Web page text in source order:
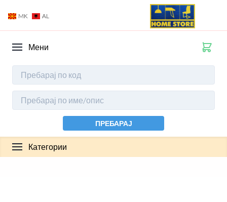
MK AL
Мени
ПРЕБАРАЈ
Категории